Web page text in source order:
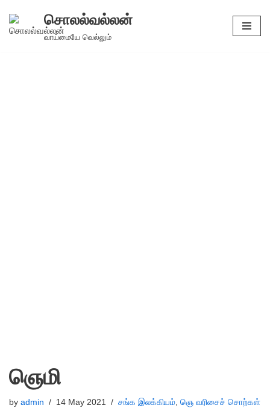
Skip
சொலல்வல்லன்
வாய்மையே வெல்லும்
ஞெமி
by admin 14 May 2021 சங்க இலக்கியம், ஞெ வரிசைச் சொற்கள்